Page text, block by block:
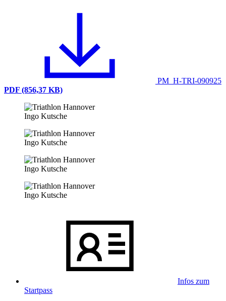
PM_H-TRI-090925
PDF (856,37 KB)
Ingo Kutsche
Ingo Kutsche
Ingo Kutsche
Ingo Kutsche
Infos zum
Startpass